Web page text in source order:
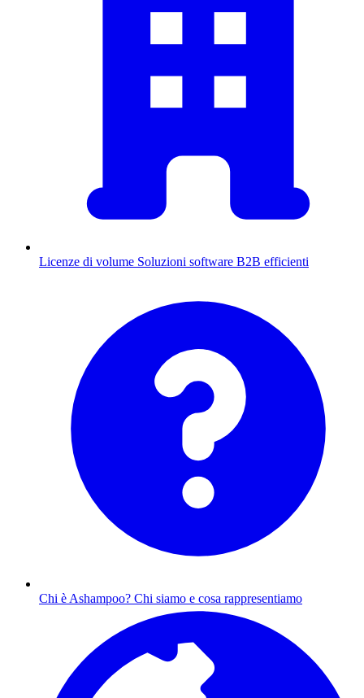
Licenze di volume Soluzioni software B2B efficienti
Chi è Ashampoo? Chi siamo e cosa rappresentiamo